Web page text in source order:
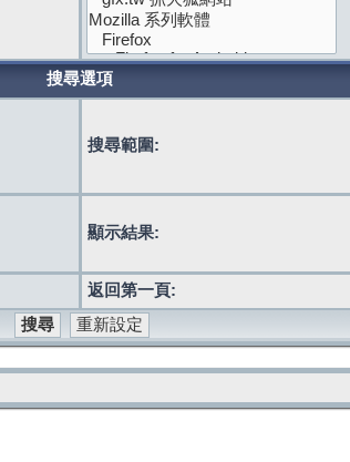
搜尋選項
搜尋範圍:
顯示結果:
返回第一頁: